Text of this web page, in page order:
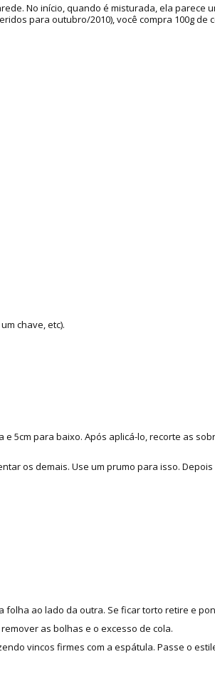
No início, quando é misturada, ela parece
para outubro/2010), você compra 100g de
chave, etc).
5cm para baixo. Após aplicá-lo, recorte as
os demais. Use um prumo para isso.
folha ao lado da outra. Se ficar torto retire e
as bolhas e o excesso de cola.
vincos firmes com a espátula. Passe o